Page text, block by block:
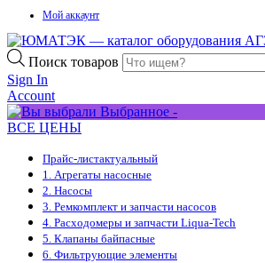
Мой аккаунт
Поиск товаров
Sign In
Account
Выбранное -
ВСЕ ЦЕНЫ
Прайс-листактуальный
1. Агрегаты насосные
2. Насосы
3. Ремкомплект и запчасти насосов
4. Расходомеры и запчасти Liqua-Tech
5. Клапаны байпасные
6. Фильтрующие элементы